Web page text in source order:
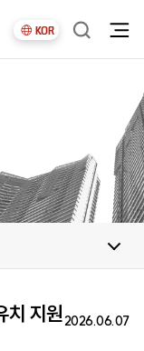
KOR
지원2026.06.07